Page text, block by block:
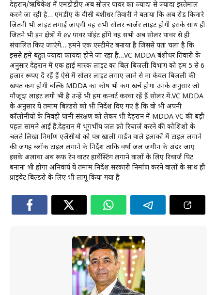
देहरादून/ऋषिकेश में एमडीडीए अब सोलर पावर का ज्यादा से ज्यादा इस्तेमाल
करने जा रही है… एमडीए के वीसी बंशीधर तिवारी ने बताया कि अब रोड किनारे
जितनी भी लाइट लगाई जाएगी वह सभी सोलर चार्जर लाइट होगी इसके साथ ही
जितने भी इन क्षेत्रों में ev पावर पॉइंट होंगे वह सभी अब सोलर पावर से ही
संचालित किए जाएंगे… हमने एक एस्टीमेट बनाया है जिससे पता चला है कि
इससे हमें बहुत ज्यादा फायदा होने जा रहा है…VC MDDA बंशीधर तिवारी के
अनुसार देहरादून में एक हाई मास्क लाइट का बिल बिजली विभाग को हम 5 से 6
हजार रूपए दें रहें हैं ऐसे में सोलर लाइट लगाए जाने से ना केवल बिजली की
खपत कम होगी बल्कि MDDA का कोष भी कम खर्च होगा उनके अनुसार जो
मौजूदा लाइट लगी भी है उन्हें भी हम कन्वर्ट करवा रहें हैं सोलर में.VC MDDA
के अनुसार ये तमाम बिल्डरो को भी निर्देश दिए गए हैं कि वो भी अपनी
कॉलोनीयों के निवही पानी संरक्षण को लेकर भी देहरादून में MDDA VC की बड़ी
पहल सामने आई हैं.देहरादून में भूगर्भीय जल क़ो रिचार्ज करने की कोशिशो के
चलते लिखा निर्माण एजेंसीयो क़ो पत्र खाली गार्डन वाले इलाकों में टाइल लगाने
की जगह ब्लॉक टाइल लगाने के निर्देश ताकि वर्षा जल जमीन के अंदर जाए
इसके अलावा अब रूफ रेन वाटर हार्वेस्टिंग लगाने वालों के लिए रिचार्ज पिट
बनाना भी होगा अनिवार्य ये तमाम निर्देश सरकारी निर्माण करने वालों के साथ ही
प्राइवेट बिल्डरो के लिए भी लागू किया गया हैं